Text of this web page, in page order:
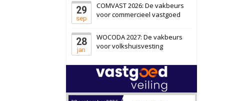
29
sep
COMVAST 2026: De vakbeurs
voor commercieel vastgoed
28
jan
WOCODA 2027: De vakbeurs
voor volkshuisvesting
Bekijk
Schiedam
22 september 2026 Attractiepark
28 september 2026
Grootschalig
bedrijventerrein